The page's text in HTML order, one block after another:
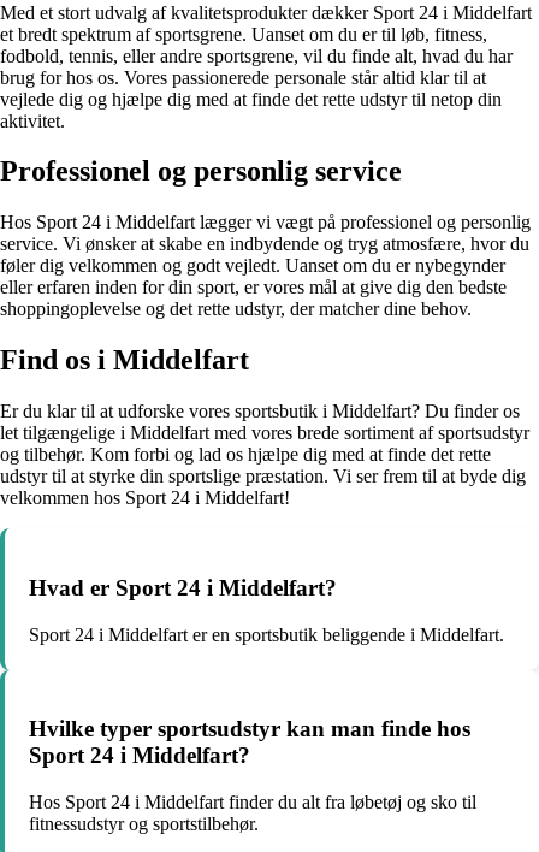
Med et stort udvalg af kvalitetsprodukter dækker Sport 24 i Middelfart
et bredt spektrum af sportsgrene. Uanset om du er til løb, fitness,
fodbold, tennis, eller andre sportsgrene, vil du finde alt, hvad du har
brug for hos os. Vores passionerede personale står altid klar til at
vejlede dig og hjælpe dig med at finde det rette udstyr til netop din
aktivitet.
Professionel og personlig service
Hos Sport 24 i Middelfart lægger vi vægt på professionel og personlig
service. Vi ønsker at skabe en indbydende og tryg atmosfære, hvor du
føler dig velkommen og godt vejledt. Uanset om du er nybegynder
eller erfaren inden for din sport, er vores mål at give dig den bedste
shoppingoplevelse og det rette udstyr, der matcher dine behov.
Find os i Middelfart
Er du klar til at udforske vores sportsbutik i Middelfart? Du finder os
let tilgængelige i Middelfart med vores brede sortiment af sportsudstyr
og tilbehør. Kom forbi og lad os hjælpe dig med at finde det rette
udstyr til at styrke din sportslige præstation. Vi ser frem til at byde dig
velkommen hos Sport 24 i Middelfart!
Hvad er Sport 24 i Middelfart?
Sport 24 i Middelfart er en sportsbutik beliggende i Middelfart.
Hvilke typer sportsudstyr kan man finde hos
Sport 24 i Middelfart?
Hos Sport 24 i Middelfart finder du alt fra løbetøj og sko til
fitnessudstyr og sportstilbehør.